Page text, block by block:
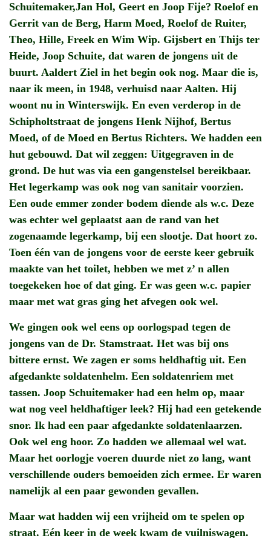
Schuitemaker,Jan Hol, Geert en Joop Fije? Roelof en
Gerrit van de Berg, Harm Moed, Roelof de Ruiter,
Theo, Hille, Freek en Wim Wip. Gijsbert en Thijs ter
Heide, Joop Schuite, dat waren de jongens uit de
buurt. Aaldert Ziel in het begin ook nog. Maar die is,
naar ik meen, in 1948, verhuisd naar Aalten. Hij
woont nu in Winterswijk. En even verderop in de
Schipholtstraat de jongens Henk Nijhof, Bertus
Moed, of de Moed en Bertus Richters. We hadden een
hut gebouwd. Dat wil zeggen: Uitgegraven in de
grond. De hut was via een gangenstelsel bereikbaar.
Het legerkamp was ook nog van sanitair voorzien.
Een oude emmer zonder bodem diende als w.c. Deze
was echter wel geplaatst aan de rand van het
zogenaamde legerkamp, bij een slootje. Dat hoort zo.
Toen één van de jongens voor de eerste keer gebruik
maakte van het toilet, hebben we met z’ n allen
toegekeken hoe of dat ging. Er was geen w.c. papier
maar met wat gras ging het afvegen ook wel.
We gingen ook wel eens op oorlogspad tegen de
jongens van de Dr. Stamstraat. Het was bij ons
bittere ernst. We zagen er soms heldhaftig uit. Een
afgedankte soldatenhelm. Een soldatenriem met
tassen. Joop Schuitemaker had een helm op, maar
wat nog veel heldhaftiger leek? Hij had een getekende
snor. Ik had een paar afgedankte soldatenlaarzen.
Ook wel eng hoor. Zo hadden we allemaal wel wat.
Maar het oorlogje voeren duurde niet zo lang, want
verschillende ouders bemoeiden zich ermee. Er waren
namelijk al een paar gewonden gevallen.
Maar wat hadden wij een vrijheid om te spelen op
straat. Eén keer in de week kwam de vuilniswagen.